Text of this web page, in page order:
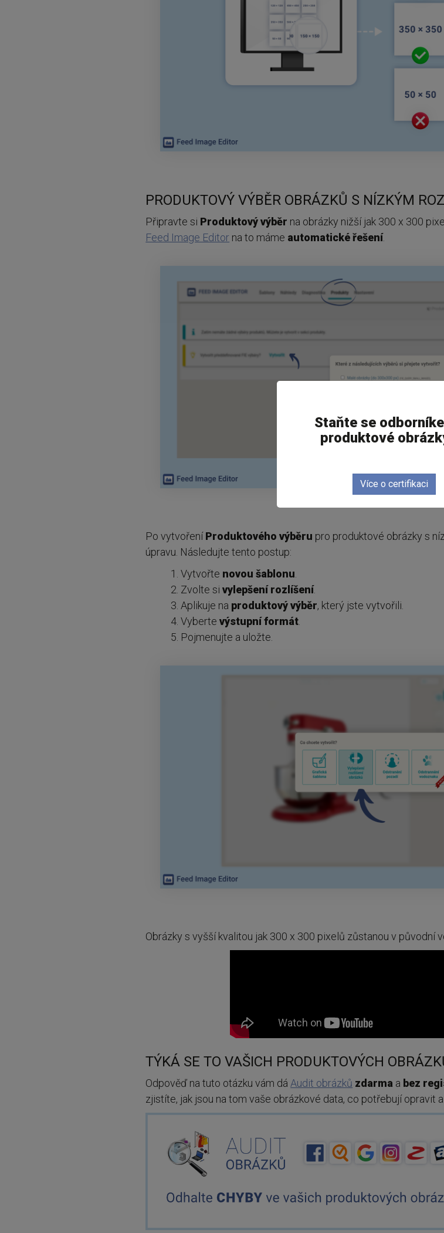
PRODUKTOVÝ VÝBĚR OBRÁZKŮ S NÍZKÝM
Připravte si Produktový výběr na obrázky nižší jak 300 x 300
Feed Image Editor na to máme automatické řešení.
Po vytvořeníProduktového výběru pro produktové obrázky s
úpravu. Následujte tento postup:
Vytvořte novou šablonu.
Zvolte sivylepšení rozlíšení.
Aplikuje na produktový výběr, který jste vytvořili.
Vybertevýstupní formát.
Pojmenujte a uložte.
Obrázky s vyšší kvalitou jak 300 x 300 pixelů zůstanou v původní
TÝKÁ SE TO VAŠICH PRODUKTOVÝCH
Odpověď na tuto otázku vám dá Audit obrázků zdarma a bez
zjistíte, jak jsou na tom vaše obrázkové data, co potřebují opravit
Staňte se
produktové
Více o certifikaci